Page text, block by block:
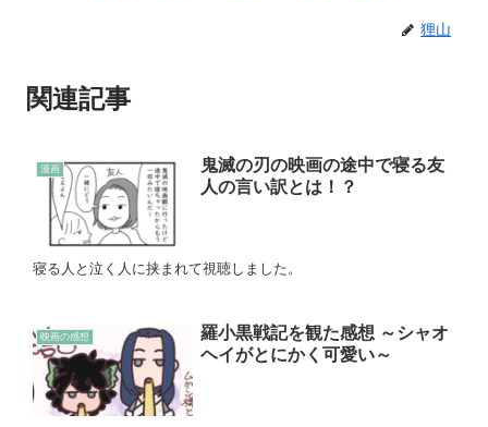
狸山
関連記事
漫画
鬼滅の刃の映画の途中で寝る友
人の言い訳とは！？
寝る人と泣く人に挟まれて視聴しました。
映画の感想
羅小黒戦記を観た感想 ～シャオ
ヘイがとにかく可愛い～